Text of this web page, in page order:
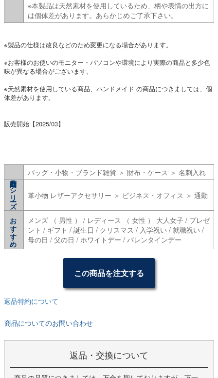
※本製品は天然素材を使用しているため、柄や表情の出方に
は個体差があります。あらかじめご了承下さい。
※製品の仕様は改良などのため変更になる場合があります。
※お客様のお使いのモニター・パソコンや環境により実際の商品と多少色
味が異なる場合がございます。
※天然素材を使用している商品、ハンドメイド の商品につきましては、個
体差があります。
販売開始【2025/03】
バッグ・小物・ブランド雑貨 ＞ 財布・ケース ＞ 名刺入れ
シリーズ 革小物 レザーアクセサリー ＞ ビジネス・オフィス ＞ 通勤
おすすめ
メンズ （ 男性 ） / レディース （ 女性 ） 大人女子 / プレゼ
ント / ギフト / 誕生日 / クリスマス / 入学祝い / 就職祝い /
母の日 / 父の日 / ホワイトデー / バレンタインデー
この商品を注文する
返品特約について
商品についてのお問い合わせ
返品・交換について